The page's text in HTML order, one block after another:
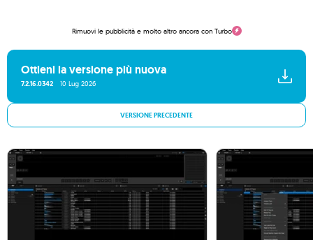
Rimuovi le pubblicità e molto altro ancora con Turbo
Ottieni la versione più nuova
7.2.16.0342 10 Lug 2026
VERSIONE PRECEDENTE